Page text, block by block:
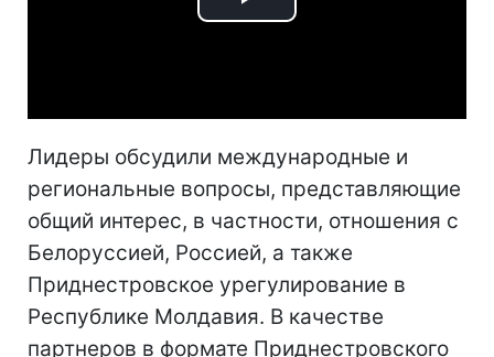
Play
Лидеры обсудили международные и
региональные вопросы, представляющие
общий интерес, в частности, отношения с
Белоруссией, Россией, а также
Приднестровское урегулирование в
Республике Молдавия. В качестве
партнеров в формате Приднестровского